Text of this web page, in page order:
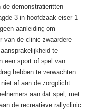
de demonstratieritten
3 in hoofdzaak eiser 1
aanleiding om
van de clinic zwaardere
te
een sport of spel van
hebben te verwachten
af aan de zorgplicht
aan dat spel, met
de recreatieve rallyclinic